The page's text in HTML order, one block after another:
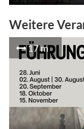
Weitere
17 m